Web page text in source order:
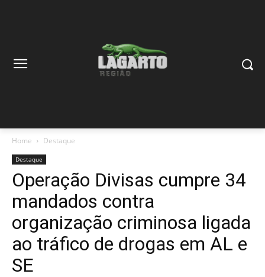
Home Destaque
Destaque
Operação Divisas cumpre 34
mandados contra
organização criminosa ligada
ao tráfico de drogas em AL e
SE